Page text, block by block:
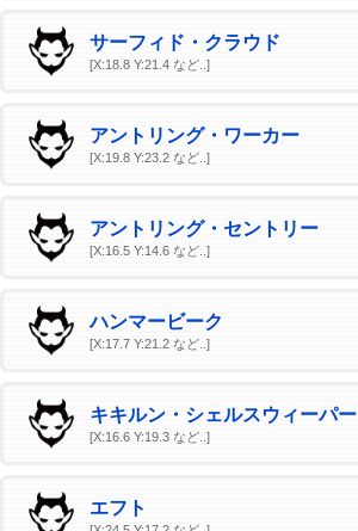
サーフィド・クラウド
[X:18.8 Y:21.4 など..]
アントリング・ワーカー
[X:19.8 Y:23.2 など..]
アントリング・セントリー
[X:16.5 Y:14.6 など..]
ハンマービーク
[X:17.7 Y:21.2 など..]
キキルン・シェルスウィーパー
[X:16.6 Y:19.3 など..]
エフト